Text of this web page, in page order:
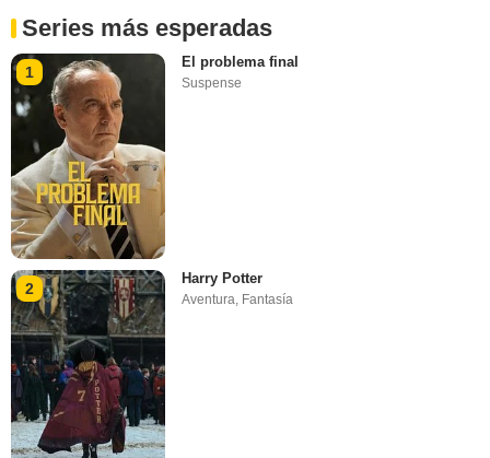
Series más esperadas
1
El problema final
Suspense
2
Harry Potter
Aventura, Fantasía